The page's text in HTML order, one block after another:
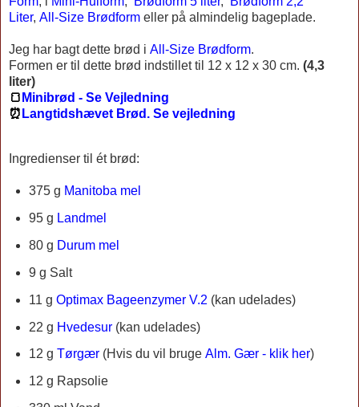
Liter, All-Size Brødform eller på almindelig bageplade.
Jeg har bagt dette brød i All-Size Brødform.
Formen er til dette brød indstillet til 12 x 12 x 30 cm. (4,3
liter)
🍞 Minibrød - Se Vejledning
⏰ Langtidshævet Brød. Se vejledning
Ingredienser til ét brød:
375 g Manitoba mel
95 g Landmel
80 g Durum mel
9 g Salt
11 g Optimax Bageenzymer V.2 (kan udelades)
22 g Hvedesur(kan udelades)
12 g Tørgær (Hvis du vil bruge Alm. Gær - klik her)
12 g Rapsolie